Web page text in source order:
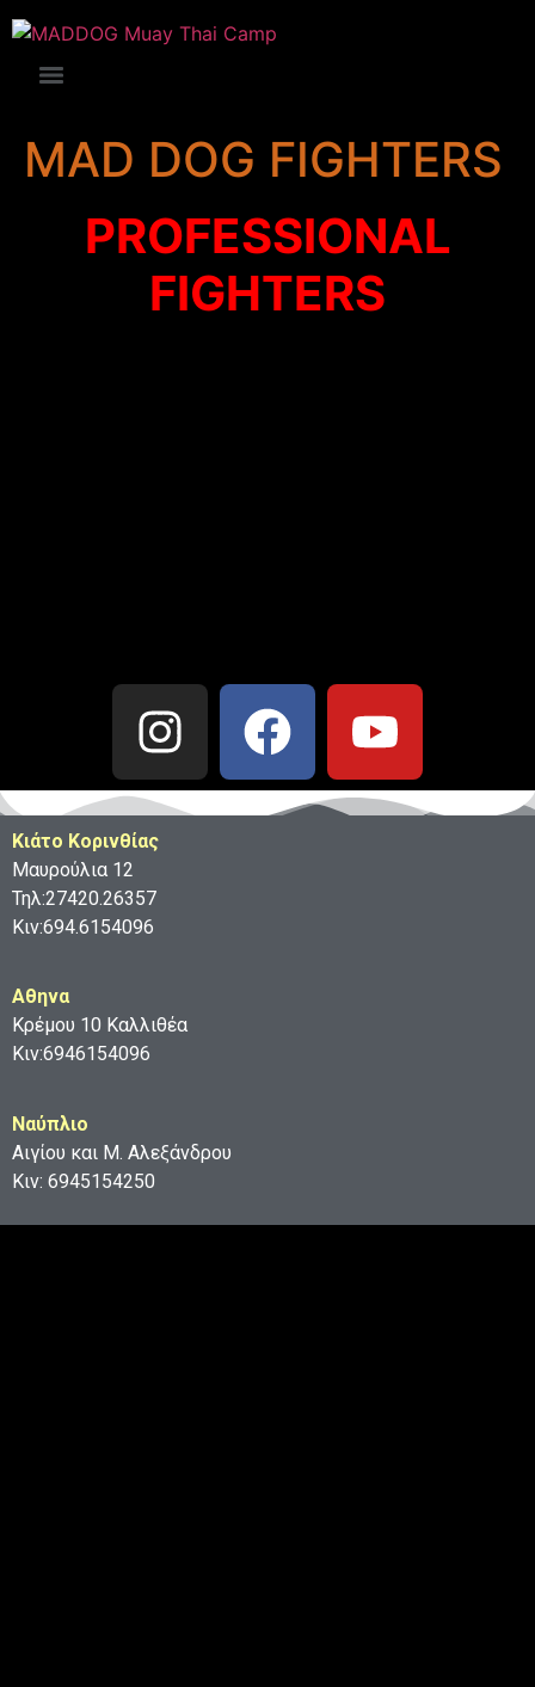
MAD DOG FIGHTERS
PROFESSIONAL
FIGHTERS
Κιάτο Κορινθίας
Μαυρούλια 12
Τηλ:27420.26357
Κιν:694.6154096
Aθηνα
Κρέμου 10 Καλλιθέα
Κιν:6946154096
Ναύπλιο
Αιγίου και Μ. Αλεξάνδρου
Κιν: 6945154250